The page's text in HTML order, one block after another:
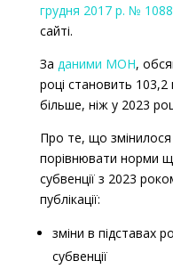
грудня 2017 р. № 1088
сайті.
За даними МОН,
році становить 103,2
більше, ніж у 2023
Про те, що
порівнювати норми
субвенції з 2023
публікації:
зміни в підставах
субвенції